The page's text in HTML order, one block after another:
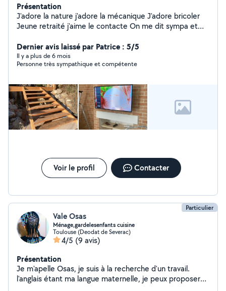
Présentation
J'adore la nature j'adore la mécanique J'adore bricoler
Jeune retraité j'aime le contacte On me dit sympa et
Dernier avis laissé par Patrice : 5/5
Il y a plus de 6 mois
Personne très sympathique et compétente
Voir le profil Contacter
Particulier
Vale Osas
Ménage,gardelesenfants cuisine
Toulouse (Deodat de Severac)
4/5 (9 avis)
Présentation
Je m'apelle Osas, je suis à la recherche d'un travail.
l'anglais étant ma langue maternelle, je peux proposer